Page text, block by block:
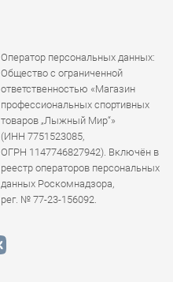
Оператор персональных данных:
Общество с ограниченной
ответственностью «Магазин
профессиональных спортивных
товаров „Лыжный Мир“»
(ИНН 7751523085,
ОГРН 1147746827942). Включён в
реестр операторов персональных
данных Роскомнадзора,
рег. № 77-23-156092.